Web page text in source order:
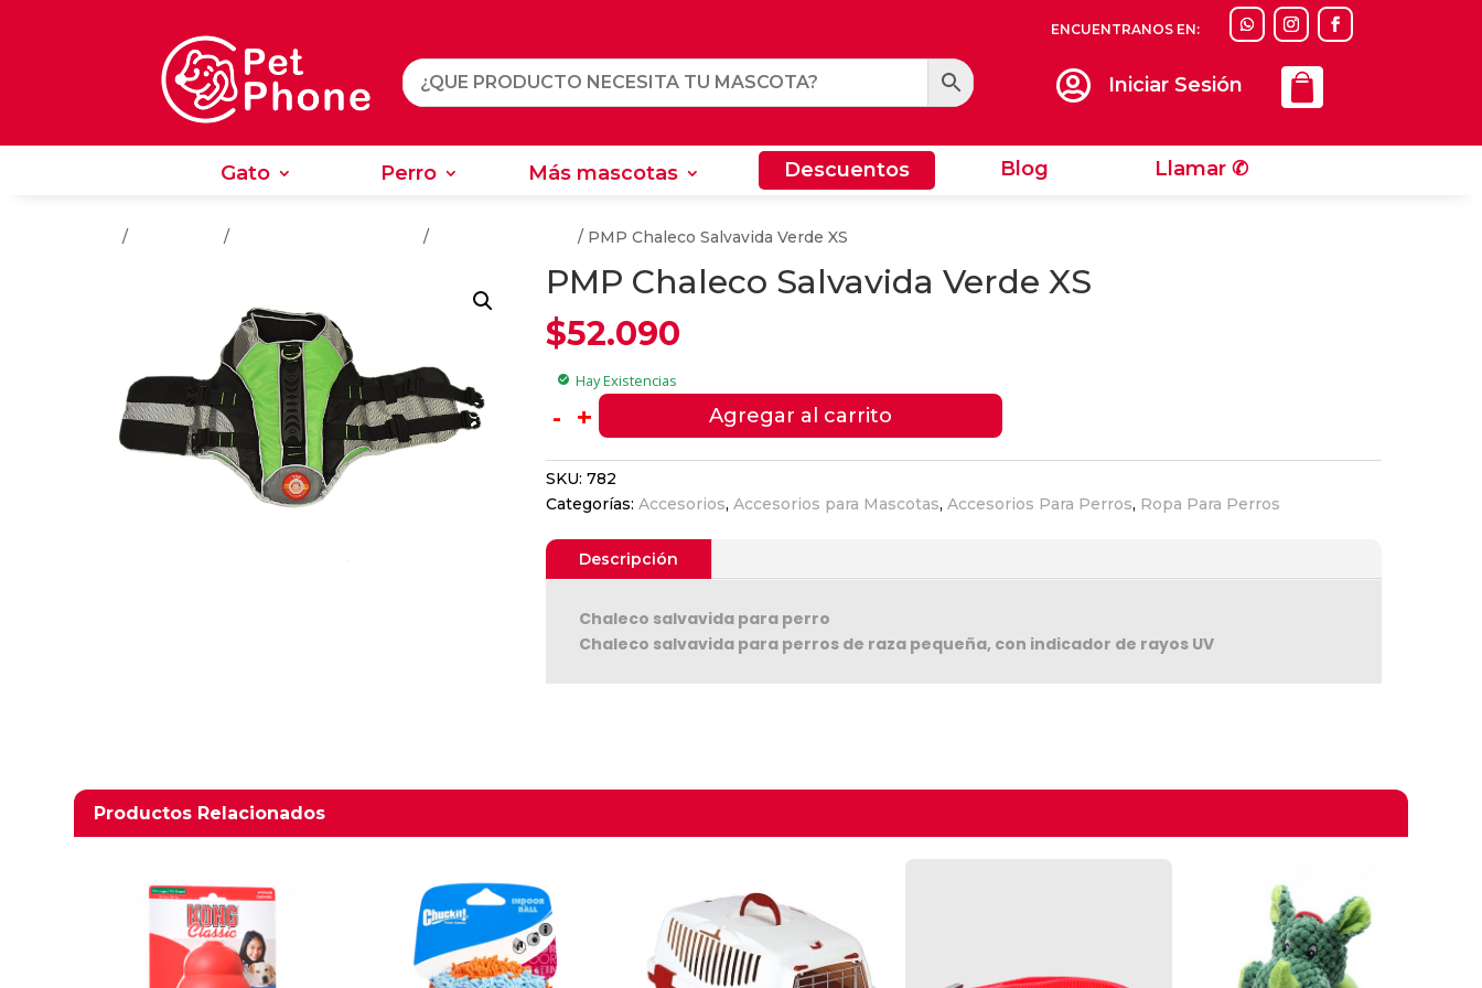
ENCUENTRANOS EN:
 Iniciar Sesión
Gato Perro Más mascotas Descuentos Blog Llamar ✆
Llamar ✆
/ / / / PMP Chaleco Salvavida Verde XS
PMP Chaleco Salvavida Verde XS
$52.090
check_circle Hay Existencias
-
PMP
Chaleco
Salvavida
Verde
XS
+ Agregar al carrito
SKU: 782
Categorías: Accesorios, Accesorios para Mascotas, Accesorios Para Perros, Ropa Para Perros
Descripción
Chaleco salvavida para perro
Chaleco salvavida para perros de raza pequeña, con indicador de rayos UV
Productos Relacionados
Productos relacionados